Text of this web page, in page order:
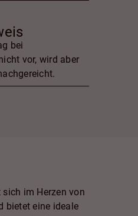
bei
vor, wird aber
im Herzen von
bietet eine ideale